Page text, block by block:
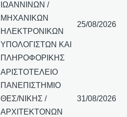
ΙΩΑΝΝΙΝΩΝ /
ΜΗΧΑΝΙΚΩΝ
ΗΛΕΚΤΡΟΝΙΚΩΝ
ΥΠΟΛΟΓΙΣΤΩΝ ΚΑΙ
ΠΛΗΡΟΦΟΡΙΚΗΣ
25/08/2026
ΑΡΙΣΤΟΤΕΛΕΙΟ
ΠΑΝΕΠΙΣΤΗΜΙΟ
ΘΕΣ/ΝΙΚΗΣ /
ΑΡΧΙΤΕΚΤΟΝΩΝ
31/08/2026